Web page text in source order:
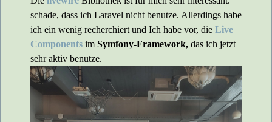
schade, dass ich Laravel nicht benutze. Allerdings habe
ich ein wenig recherchiert und Ich habe vor, die Live
Components im Symfony-Framework, das ich jetzt
sehr aktiv benutze.